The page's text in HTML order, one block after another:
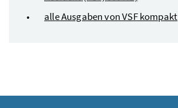
alle Ausgaben von VSF kompakt